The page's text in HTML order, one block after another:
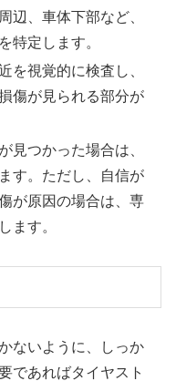
辺、車体下部など、
特定します。
を視覚的に検査し、
傷が見られる部分が
見つかった場合は、
す。ただし、自信が
が原因の場合は、専
ます。
ないように、しっか
であればタイヤスト